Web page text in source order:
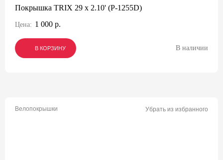
Покрышка TRIX 29 x 2.10' (P-1255D)
Цена: 1 000 р.
В КОРЗИНУ
В КОРЗИНУ
В КОРЗИНУ В наличии
Велопокрышки Убрать из избранного